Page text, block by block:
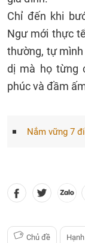
Chỉ đến khi
Ngư mới thực
thường, tự
dị mà họ từng
phúc và đầm
Nắm vững 7
Chủ đề